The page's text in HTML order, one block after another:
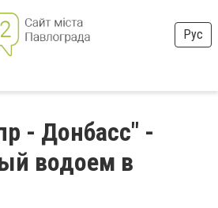
Рус
- Донбасс" -
водоем в